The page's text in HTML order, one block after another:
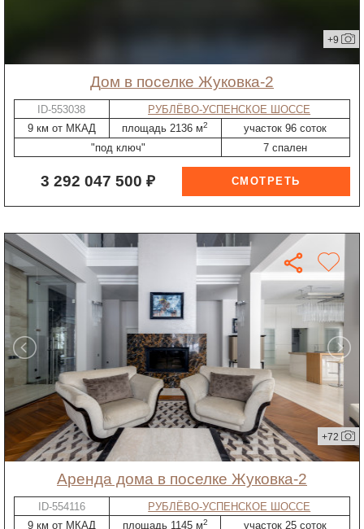
+9
дом в поселке Жуковка-2
ID-553038
РУБЛЁВО-УСПЕНСКОЕ ШОССЕ
9 км от МКАД
площадь 2136 м2
участок 96 соток
"под ключ"
7 спален
3 292 047 500 ₽
+72
Аренда дома в поселке Жуковка-2
ID-554116
РУБЛЁВО-УСПЕНСКОЕ ШОССЕ
9 км от МКАД
площадь 1145 м2 участок 25 соток